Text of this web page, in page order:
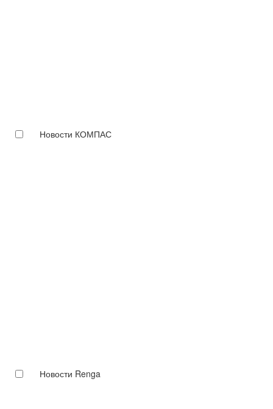
Новости КОМПАС
Новости Renga